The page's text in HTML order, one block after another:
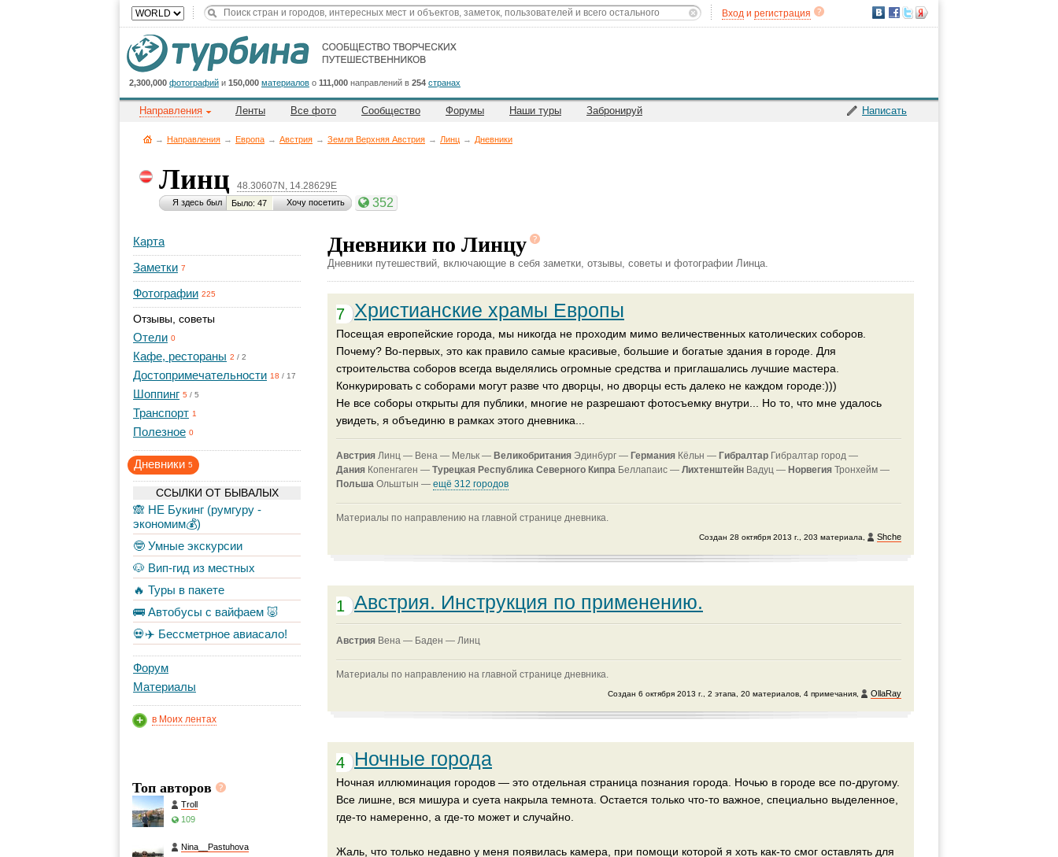
Вход и регистрация
2,300,000 фотографий и 150,000 материалов о 111,000 направлений в 254 странах
Написать
Направления Ленты Все фото Сообщество Форумы Наши туры Забронируй
→ Направления → Европа → Австрия → Земля Верхняя Австрия → Линц → Дневники
Линц 48.30607N, 14.28629E
Я здесь был Было: 47 Хочу посетить 352
Карта
Заметки 7
Фотографии 225
Отзывы, советы
Отели 0
Кафе, рестораны 2 / 2
Достопримечательности 18 / 17
Шоппинг 5 / 5
Транспорт 1
Полезное 0
Дневники 5
ССЫЛКИ ОТ БЫВАЛЫХ
🙈 НЕ Букинг (румгуру -
экономим💰)
🤓 Умные экскурсии
🐶 Вип-гид из местных
🔥 Туры в пакете
🚌 Автобусы с вайфаем 🐷
💀✈️ Бессметрное авиасало!
Форум
Материалы
в Моих лентах
Топ авторов
Troll
109
Nina__Pastuhova
Дневники по Линцу
Дневники путешествий, включающие в себя заметки, отзывы, советы и фотографии Линца.
Христианские храмы Европы
7
Посещая европейские города, мы никогда не проходим мимо величественных католических соборов.
Почему? Во-первых, это как правило самые красивые, большие и богатые здания в городе. Для
строительства соборов всегда выделялись огромные средства и приглашались лучшие мастера.
Конкурировать с соборами могут разве что дворцы, но дворцы есть далеко не каждом городе:)))
Не все соборы открыты для публики, многие не разрешают фотосъемку внутри... Но то, что мне удалось
увидеть, я объединю в рамках этого дневника...
Австрия Линц — Вена — Мельк — Великобритания Эдинбург — Германия Кёльн — Гибралтар Гибралтар город —
Дания Копенгаген — Турецкая Республика Северного Кипра Беллапаис — Лихтенштейн Вадуц — Норвегия Тронхейм —
Польша Ольштын — ещё 312 городов
Материалы по направлению на главной странице дневника.
Создан 28 октября 2013 г., 203 материала, Shche
Австрия. Инструкция по применению.
1
Австрия Вена — Баден — Линц
Материалы по направлению на главной странице дневника.
Создан 6 октября 2013 г., 2 этапа, 20 материалов, 4 примечания, OllaRay
Ночные города
4
Ночная иллюминация городов — это отдельная страница познания города. Ночью в городе все по-другому.
Все лишне, вся мишура и суета накрыла темнота. Остается только что-то важное, специально выделенное,
где-то намеренно, а где-то может и случайно.
Жаль, что только недавно у меня появилась камера, при помощи которой я хоть как-то смог оставлять для